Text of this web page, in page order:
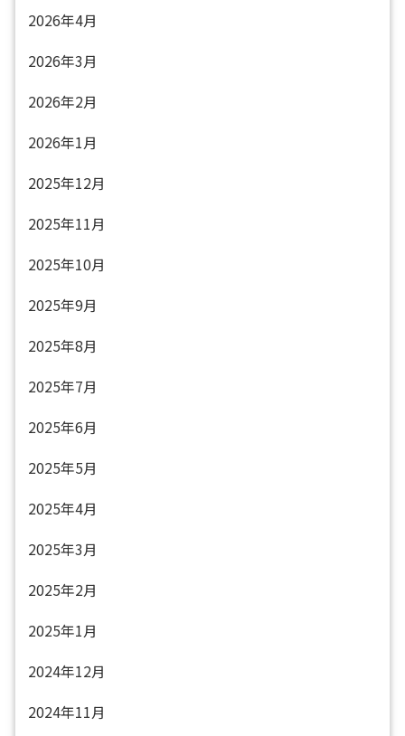
2026年4月
2026年3月
2026年2月
2026年1月
2025年12月
2025年11月
2025年10月
2025年9月
2025年8月
2025年7月
2025年6月
2025年5月
2025年4月
2025年3月
2025年2月
2025年1月
2024年12月
2024年11月